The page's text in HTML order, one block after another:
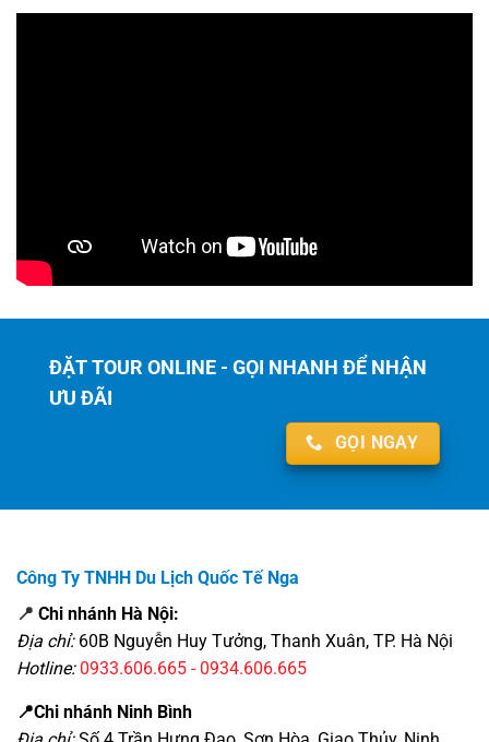
ĐẶT TOUR ONLINE - GỌI NHANH ĐỂ NHẬN
ƯU ĐÃI
GỌI NGAY
Công Ty TNHH Du Lịch Quốc Tế Nga
📍 Chi nhánh Hà Nội:
Địa chỉ:60B Nguyễn Huy Tưởng, Thanh Xuân, TP. Hà Nội
Hotline: 0933.606.665 - 0934.606.665
📍Chi nhánh Ninh Bình